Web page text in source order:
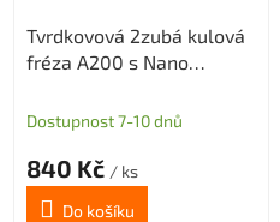
Tvrdkovová 2zubá kulová
fréza A200 s Nano
průměr 0,5 R0,25
Dostupnost 7-10 dnů
840 Kč / ks
Do košíku